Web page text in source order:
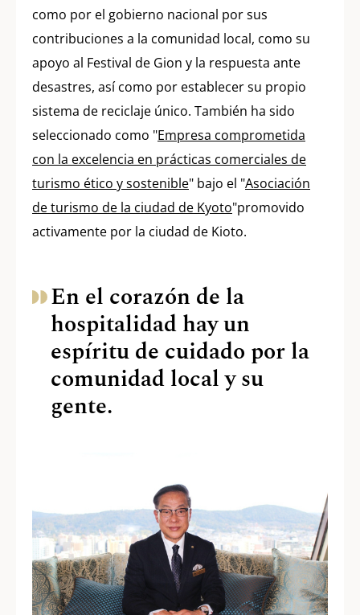
como por el gobierno nacional por sus
contribuciones a la comunidad local, como su
apoyo al Festival de Gion y la respuesta ante
desastres, así como por establecer su propio
sistema de reciclaje único. También ha sido
seleccionado como "Empresa comprometida
con la excelencia en prácticas comerciales de
turismo ético y sostenible" bajo el "Asociación
de turismo de la ciudad de Kyoto"promovido
activamente por la ciudad de Kioto.
En el corazón de la
hospitalidad hay un
espíritu de cuidado por la
comunidad local y su
gente.